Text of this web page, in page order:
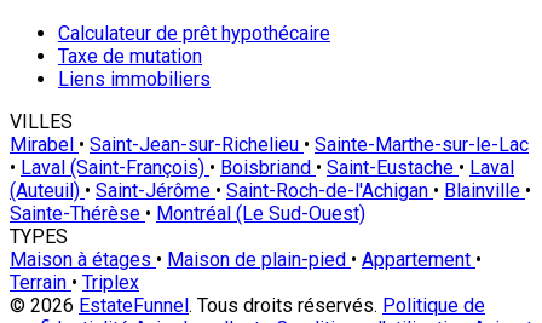
Calculateur de prêt hypothécaire
Taxe de mutation
Liens immobiliers
VILLES
Mirabel • Saint-Jean-sur-Richelieu • Sainte-Marthe-sur-le-Lac
• Laval (Saint-François) • Boisbriand • Saint-Eustache • Laval
(Auteuil) • Saint-Jérôme • Saint-Roch-de-l'Achigan • Blainville •
Sainte-Thérèse • Montréal (Le Sud-Ouest)
TYPES
Maison à étages • Maison de plain-pied • Appartement •
Terrain • Triplex
© 2026 EstateFunnel. Tous droits réservés. Politique de